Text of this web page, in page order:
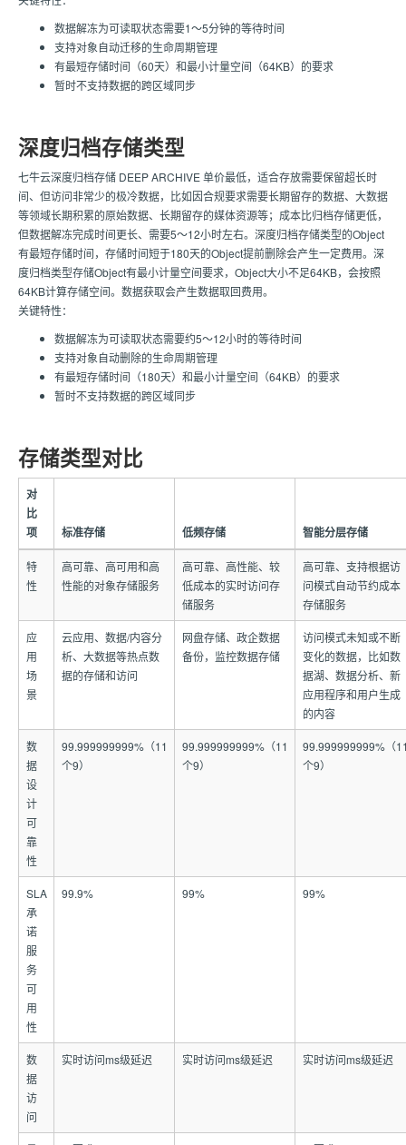
数据解冻为可读取状态需要1～5分钟的等待时间
支持对象自动迁移的生命周期管理
有最短存储时间（60天）和最小计量空间（64KB）的要求
暂时不支持数据的跨区域同步
深度归档存储类型
七牛云深度归档存储 DEEP ARCHIVE 单价最低，适合存放需要保留超长时
间、但访问非常少的极冷数据，比如因合规要求需要长期留存的数据、大数据
等领域长期积累的原始数据、长期留存的媒体资源等；成本比归档存储更低，
但数据解冻完成时间更长、需要5～12小时左右。深度归档存储类型的Object
有最短存储时间，存储时间短于180天的Object提前删除会产生一定费用。深
度归档类型存储Object有最小计量空间要求，Object大小不足64KB，会按照
64KB计算存储空间。数据获取会产生数据取回费用。
关键特性：
数据解冻为可读取状态需要约5～12小时的等待时间
支持对象自动删除的生命周期管理
有最短存储时间（180天）和最小计量空间（64KB）的要求
暂时不支持数据的跨区域同步
存储类型对比
对
比
项
标准存储 低频存储 智能分层存储
特
性
高可靠、高可用和高
性能的对象存储服务
高可靠、高性能、较
低成本的实时访问存
储服务
高可靠、支持根据访
问模式自动节约成本
存储服务
应
用
场
景
云应用、数据/内容分
析、大数据等热点数
据的存储和访问
网盘存储、政企数据
备份，监控数据存储
访问模式未知或不断
变化的数据，比如数
据湖、数据分析、新
应用程序和用户生成
的内容
数
据
设
计
可
靠
性
99.999999999%（11
个9）
99.999999999%（11
个9）
99.999999999%（
个9）
SLA
承
诺
服
务
可
用
性
99.9% 99% 99%
数
据
访
问
实时访问ms级延迟 实时访问ms级延迟 实时访问ms级延迟